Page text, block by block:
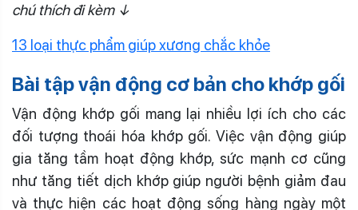
chú thích đi kèm ↓
13 loại thực phẩm giúp xương chắc khỏe
Bài tập vận động cơ bản cho khớp gối
Vận động khớp gối mang lại nhiều lợi ích cho các
đối tượng thoái hóa khớp gối. Việc vận động giúp
gia tăng tầm hoạt động khớp, sức mạnh cơ cũng
như tăng tiết dịch khớp giúp người bệnh giảm đau
và thực hiện các hoạt động sống hàng ngày một